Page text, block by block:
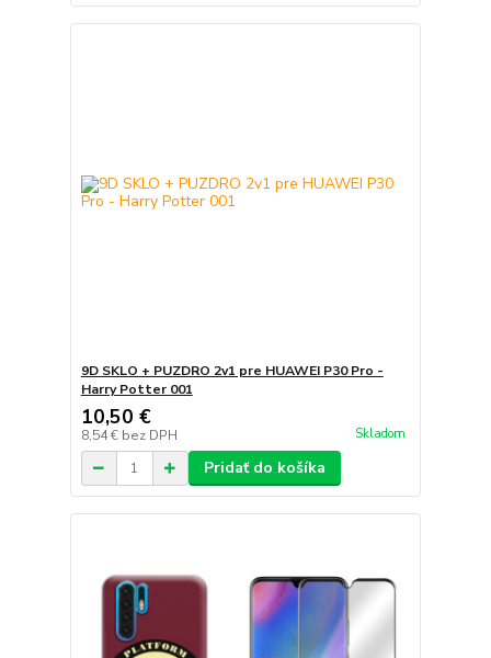
9D SKLO + PUZDRO 2v1 pre HUAWEI P30 Pro -
Harry Potter 001
10,50 €
8,54 € bez DPH Skladom
Pridať do košíka